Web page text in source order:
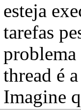
esteja
tarefas
thread é
Imagine